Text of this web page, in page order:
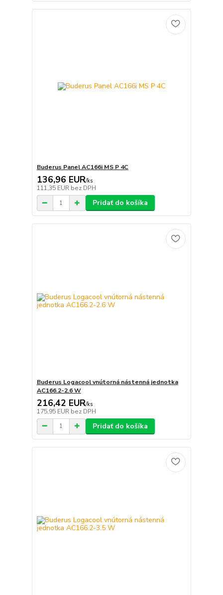
Buderus Panel AC166i MS P 4C
136,96 EUR/ks
111,35 EUR bez DPH
Pridať do košíka
Buderus Logacool vnútorná nástenná jednotka
AC166.2-2.6 W
216,42 EUR/ks
175,95 EUR bez DPH
Pridať do košíka